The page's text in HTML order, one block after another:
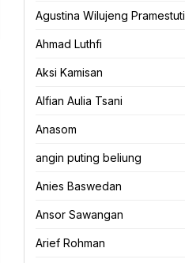
Agustina Wilujeng Pramestuti
Ahmad Luthfi
Aksi Kamisan
Alfian Aulia Tsani
Anasom
angin puting beliung
Anies Baswedan
Ansor Sawangan
Arief Rohman